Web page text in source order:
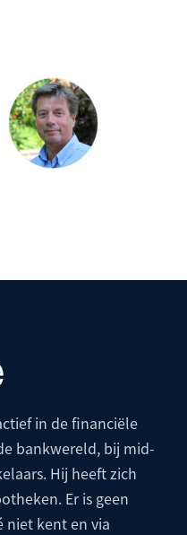
in de financiële
bankwereld, bij mid-
Hij heeft zich
Er is geen
niet kent en via